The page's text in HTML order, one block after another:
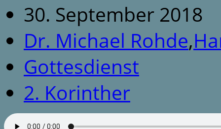
30. September 2018
Dr. Michael Rohde,
Gottesdienst
2. Korinther